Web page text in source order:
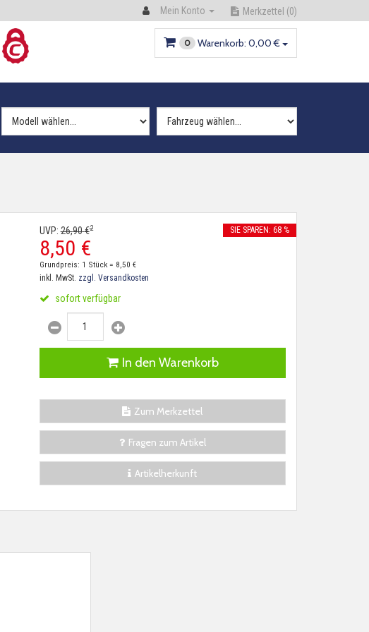
Mein Konto Merkzettel (0)
0 Warenkorb: 0,00 €
UVP:26,90€2
8,50 €
SIE SPAREN: 68 %
Grundpreis: 1 Stück = 8,50 €
inkl. MwSt. zzgl. Versandkosten
sofort verfügbar
In den Warenkorb
Zum Merkzettel
Fragen zum Artikel
Artikelherkunft